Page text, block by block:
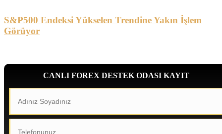
S&P500 Endeksi Yükselen Trendine Yakın İşlem
Görüyor
CANLI FOREX DESTEK ODASI KAYIT